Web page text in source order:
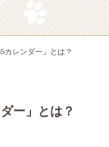
カレンダー」とは？
ー」とは？